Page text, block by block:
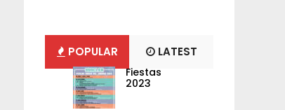
POPULAR LATEST
Fiestas
2023